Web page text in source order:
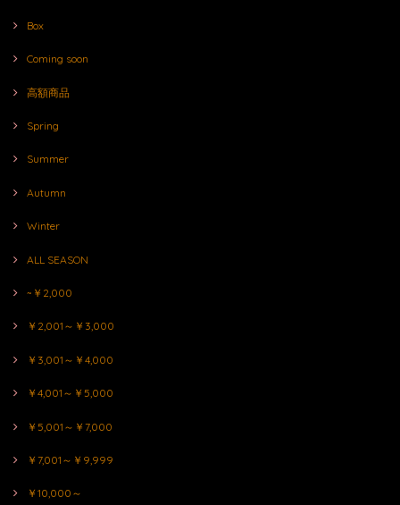
Box
Coming soon
高額商品
Spring
Summer
Autumn
Winter
ALL SEASON
~￥2,000
￥2,001～￥3,000
￥3,001～￥4,000
￥4,001～￥5,000
￥5,001～￥7,000
￥7,001～￥9,999
￥10,000～